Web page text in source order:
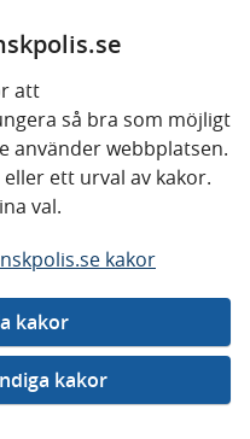
att
så bra som möjligt
använder webbplatsen.
ett urval av kakor.
val.
kakor